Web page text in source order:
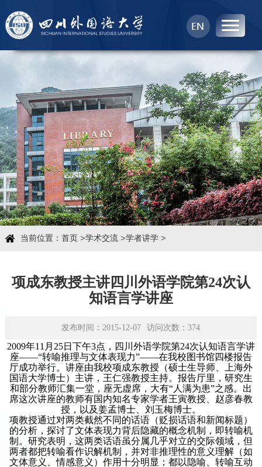
首页
中心概况
科学研究
学术团队
学术交流
当前位置： 首页>学术交流>学者讲学>
项成东教授主讲四川外语学院第24次认
知语言学讲座
发布时间：2015-12-07 访问次数：374
2009年11月25日下午3点，四川外语学院第24次认知语言学讲
座——“转喻推理与文体表现力”——在我校图书馆四楼报告
厅成功举行。讲座由我校项成东教授（硕士生导师、上海外
国语大学博士）主讲，王仁强教授主持。报告厅里，研究生
和部分教师汇集一堂，座无虚席，大有“人满为患”之感。出
席这次讲座的教师有国内知名专家学者王寅教授、赵彦春教
授，以及姜孟博士、刘玉梅博士。
项教授通过对两类截然不同的话语（贬损话语和新闻标题）
的分析，探讨了文体表现力背后隐藏的概念机制，即转喻机
制。研究表明，这两类话语虽分属几乎对立的交际领域，但
两者都把转喻看作识解机制，并对非推理性的意义理解（如
文体意义、情感意义）作用十分明显；都以隐喻、转喻互动